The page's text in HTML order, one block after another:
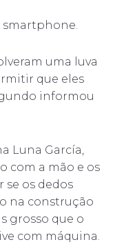
smartphone.
uma luva
que eles
informou
Luna García,
com a mão e os
se os dedos
na construção
grosso que o
com máquina.